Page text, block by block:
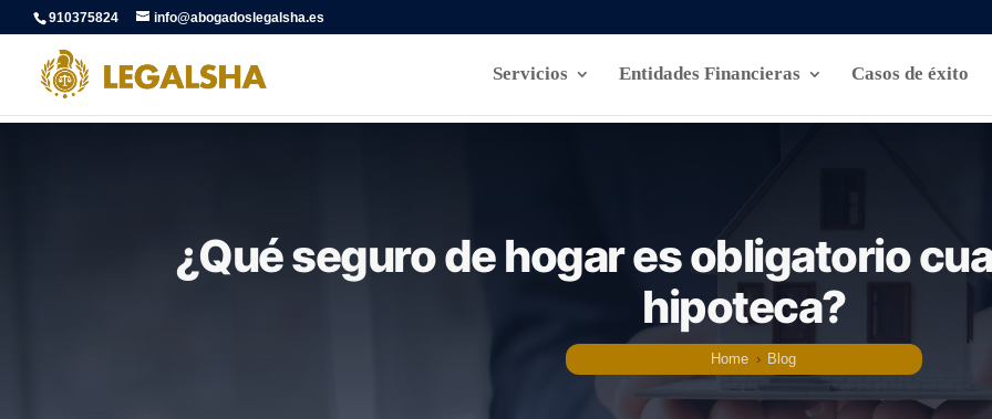
910375824 info@abogadoslegalsha.es
Servicios Entidades Financieras Casos de éxito
¿Qué seguro de hogar es obligatorio
hipoteca?
Home › Blog